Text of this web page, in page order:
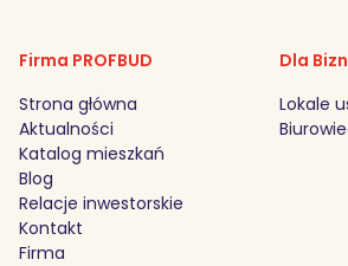
Firma PROFBUD
Strona główna
Aktualności
Katalog mieszkań
Blog
Relacje inwestorskie
Kontakt
Firma
Dla
Lokale